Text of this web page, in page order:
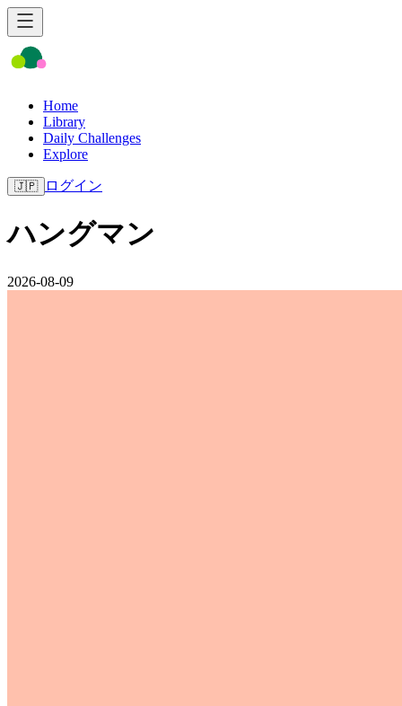
Home
Library
Daily Challenges
Explore
🇯🇵 ログイン
ハングマン
2026-08-09